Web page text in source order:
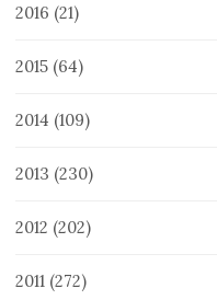
2016 (21)
2015 (64)
2014 (109)
2013 (230)
2012 (202)
2011 (272)